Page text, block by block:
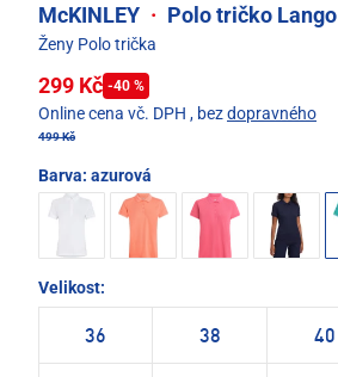
McKINLEY · Polo tričko Lango
Ženy Polo trička
299 Kč -40 %
Online cena vč. DPH , bezdopravného
499 Kč
Barva: azurová
Velikost:
36 38 40